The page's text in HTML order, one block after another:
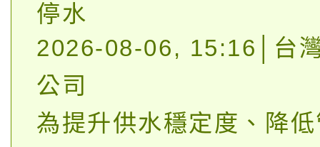
停水
2026-08-06, 15:16│台
公司
為提升供水穩定度、降